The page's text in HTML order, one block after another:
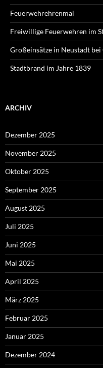
Feuerwehrehrenmal
Freiwillige Feuerwehren im
Großeinsätze in Neustadt bei
Stadtbrand im Jahre 1839
ARCHIV
Dezember 2025
November 2025
Oktober 2025
September 2025
August 2025
Juli 2025
Juni 2025
Mai 2025
April 2025
März 2025
Februar 2025
Januar 2025
Dezember 2024